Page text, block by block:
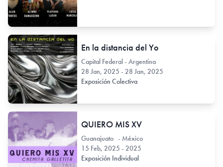
En la distancia del Yo
Capital Federal - Argentina
28 Jan, 2025 - 28 Jan, 2025
Exposición Colectiva
QUIERO MIS XV
Guanajuato - México
15 Feb, 2025 - 2025
Exposición Individual